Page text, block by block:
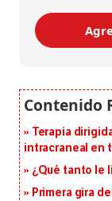
Terapia
intracraneal en
¿Qué tanto le
Primera gira